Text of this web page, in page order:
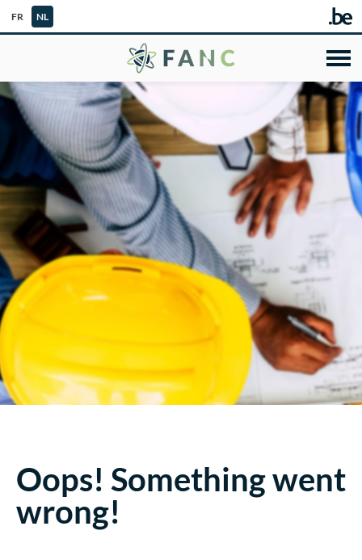
FR NL
FANC - Federaal
Oops! Something went
wrong!